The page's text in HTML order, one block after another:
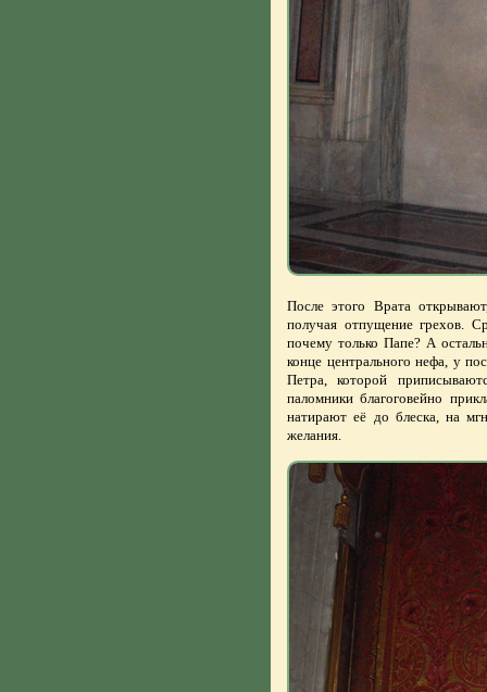
После этого Врата
получая отпущение грехов.
почему только Папе? А
конце центрального нефа, у
Петра, которой
паломники благоговейно
натирают её до блеска, на
желания.